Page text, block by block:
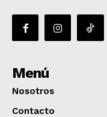
Menú
Nosotros
Contacto